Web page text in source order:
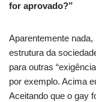
for aprovado?”
Aparentemente
estrutura da
para outras
por exemplo. Acima
Aceitando que o gay